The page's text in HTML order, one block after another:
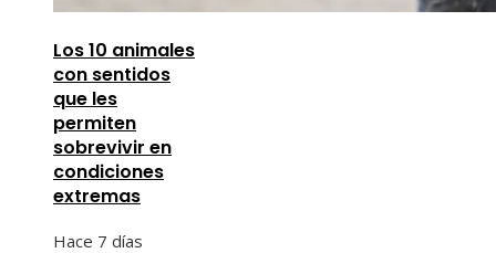
Los 10 animales
con sentidos
que les
permiten
sobrevivir en
condiciones
extremas
Hace 7 días